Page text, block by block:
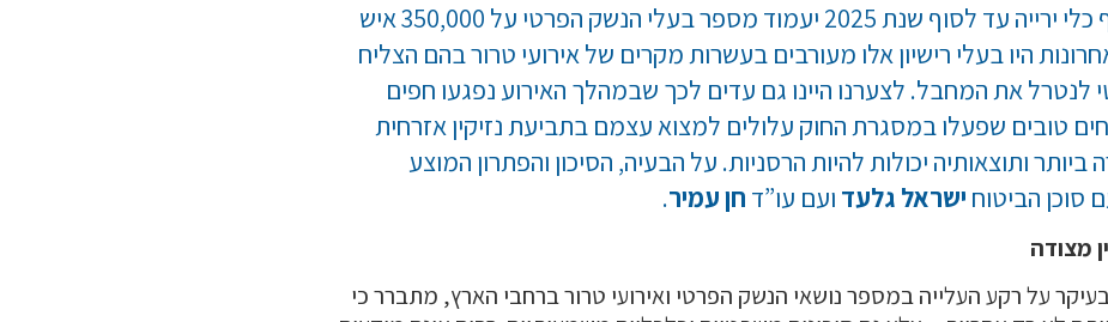
להערכת אנשי אגף כלי ירייה עד לסוף שנת 2025 יעמוד מספר בעלי הנשק הפרטי על 350,000 איש
היו בעלי רישיון אלו מעורבים בעשרות מקרים של אירועי טרור בהם הצליח
לנטרל את המחבל. לצערנו היינו גם עדים לכך שבמהלך האירוע נפגעו חפים
טובים שפעלו במסגרת החוק עלולים למצוא עצמם בתביעת נזיקין אזרחית
ביותר ותוצאותיה יכולות להיות הרסניות. על הבעיה, הסיכון והפתרון המוצע
סוכן הביטוח ישראל גלעד ועם עו”ד חן עמיר.
מצודה
על רקע העלייה במספר נושאי הנשק הפרטי ואירועי טרור ברחבי הארץ, מתברר כי